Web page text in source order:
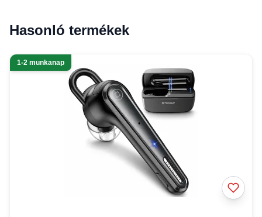
Hasonló termékek
1-2 munkanap